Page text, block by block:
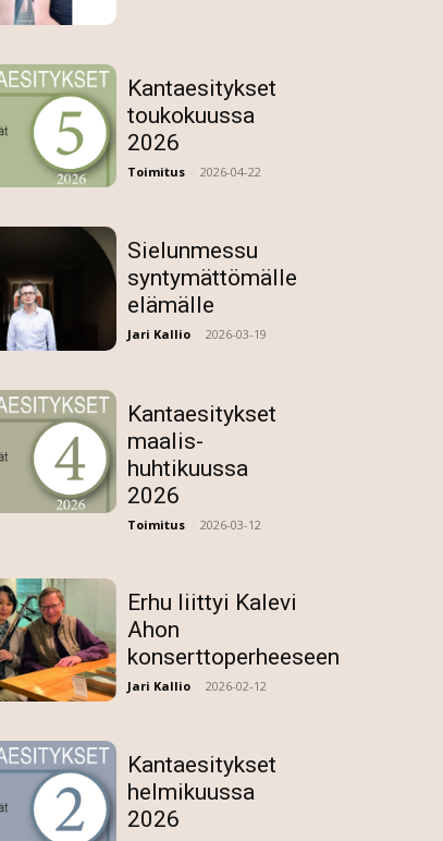
Kantaesitykset
toukokuussa
2026
Toimitus - 2026-04-22
Sielunmessu
syntymättömälle
elämälle
Jari Kallio - 2026-03-19
Kantaesitykset
maalis-
huhtikuussa
2026
Toimitus - 2026-03-12
Erhu liittyi Kalevi
Ahon
konserttoperheeseen
Jari Kallio - 2026-02-12
Kantaesitykset
helmikuussa
2026